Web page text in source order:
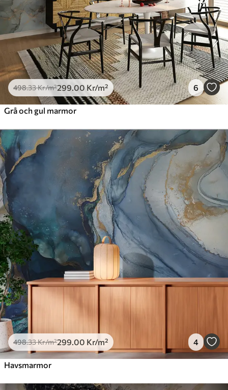
498.33Kr/m²299.00 Kr/m² 6
Grå och gul marmor
498.33Kr/m²299.00 Kr/m² 4
Havsmarmor